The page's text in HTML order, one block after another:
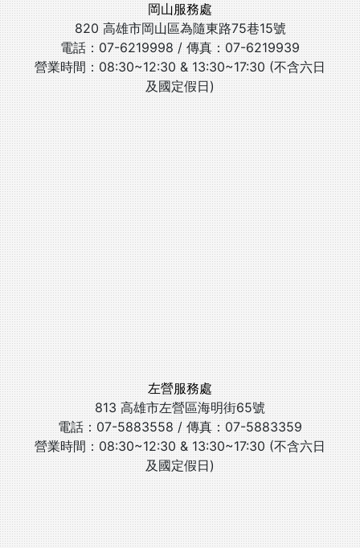
岡山服務處
820 高雄市岡山區為隨東路75巷15號
電話：07-6219998 / 傳真：07-6219939
營業時間：08:30~12:30 & 13:30~17:30 (不含六日
及國定假日)
左營服務處
813 高雄市左營區海明街65號
電話：07-5883558 / 傳真：07-5883359
營業時間：08:30~12:30 & 13:30~17:30 (不含六日
及國定假日)